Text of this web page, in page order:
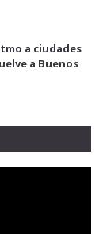
a ciudades
a Buenos